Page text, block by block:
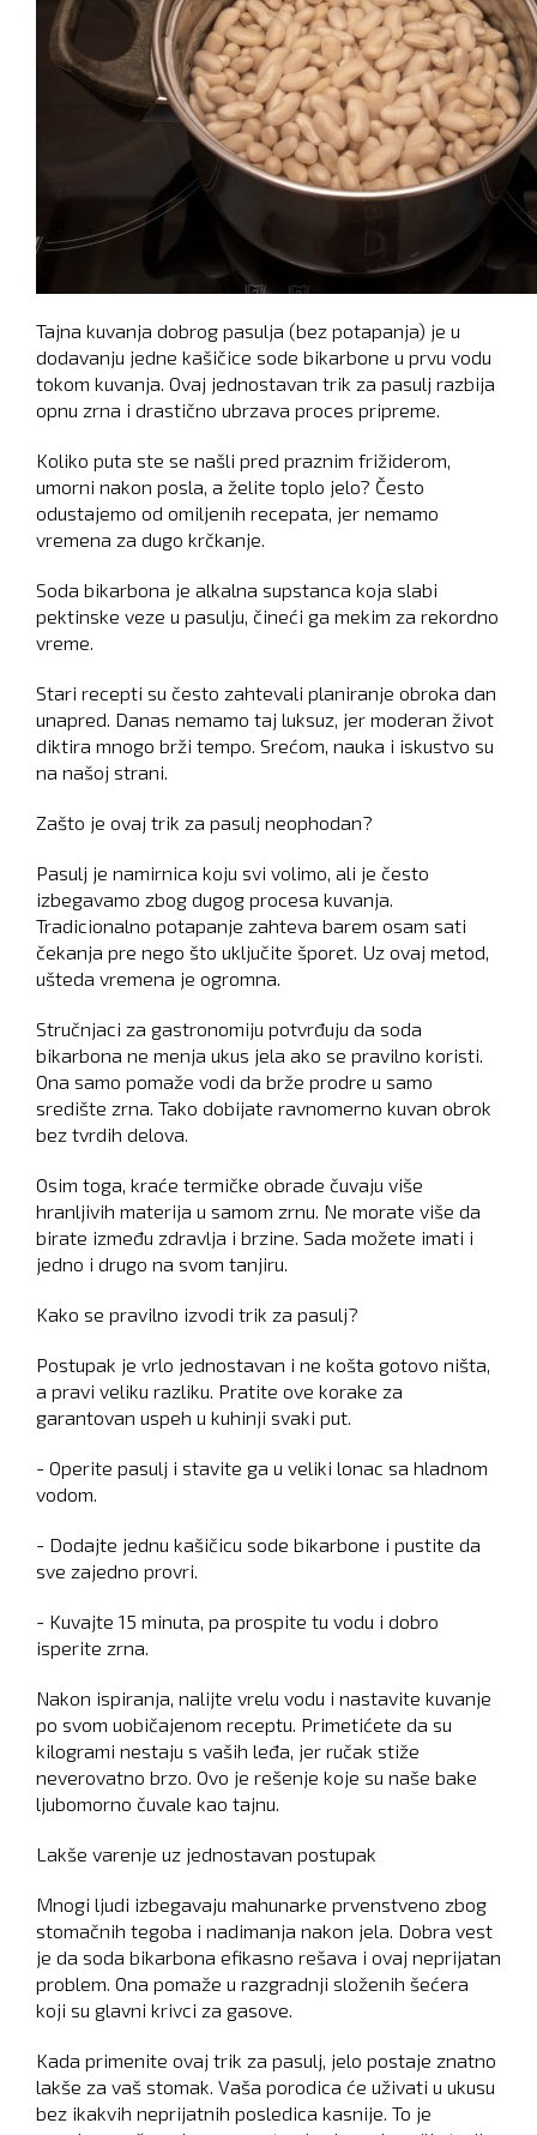
Tajna kuvanja dobrog pasulja (bez potapanja) je u
dodavanju jedne kašičice sode bikarbone u prvu vodu
tokom kuvanja. Ovaj jednostavan trik za pasulj razbija
opnu zrna i drastično ubrzava proces pripreme.
Koliko puta ste se našli pred praznim frižiderom,
umorni nakon posla, a želite toplo jelo? Često
odustajemo od omiljenih recepata, jer nemamo
vremena za dugo krčkanje.
Soda bikarbona je alkalna supstanca koja slabi
pektinske veze u pasulju, čineći ga mekim za rekordno
vreme.
Stari recepti su često zahtevali planiranje obroka dan
unapred. Danas nemamo taj luksuz, jer moderan život
diktira mnogo brži tempo. Srećom, nauka i iskustvo su
na našoj strani.
Zašto je ovaj trik za pasulj neophodan?
Pasulj je namirnica koju svi volimo, ali je često
izbegavamo zbog dugog procesa kuvanja.
Tradicionalno potapanje zahteva barem osam sati
čekanja pre nego što uključite šporet. Uz ovaj metod,
ušteda vremena je ogromna.
Stručnjaci za gastronomiju potvrđuju da soda
bikarbona ne menja ukus jela ako se pravilno koristi.
Ona samo pomaže vodi da brže prodre u samo
središte zrna. Tako dobijate ravnomerno kuvan obrok
bez tvrdih delova.
Osim toga, kraće termičke obrade čuvaju više
hranljivih materija u samom zrnu. Ne morate više da
birate između zdravlja i brzine. Sada možete imati i
jedno i drugo na svom tanjiru.
Kako se pravilno izvodi trik za pasulj?
Postupak je vrlo jednostavan i ne košta gotovo ništa,
a pravi veliku razliku. Pratite ove korake za
garantovan uspeh u kuhinji svaki put.
- Operite pasulj i stavite ga u veliki lonac sa hladnom
vodom.
- Dodajte jednu kašičicu sode bikarbone i pustite da
sve zajedno provri.
- Kuvajte 15 minuta, pa prospite tu vodu i dobro
isperite zrna.
Nakon ispiranja, nalijte vrelu vodu i nastavite kuvanje
po svom uobičajenom receptu. Primetićete da su
kilogrami nestaju s vaših leđa, jer ručak stiže
neverovatno brzo. Ovo je rešenje koje su naše bake
ljubomorno čuvale kao tajnu.
Lakše varenje uz jednostavan postupak
Mnogi ljudi izbegavaju mahunarke prvenstveno zbog
stomačnih tegoba i nadimanja nakon jela. Dobra vest
je da soda bikarbona efikasno rešava i ovaj neprijatan
problem. Ona pomaže u razgradnji složenih šećera
koji su glavni krivci za gasove.
Kada primenite ovaj trik za pasulj, jelo postaje znatno
lakše za vaš stomak. Vaša porodica će uživati u ukusu
bez ikakvih neprijatnih posledica kasnije. To je